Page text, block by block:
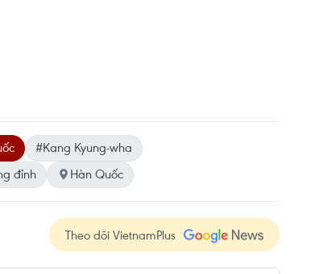
#Kang Kyung-wha
đỉnh Hàn Quốc
Theo dõi VietnamPlus